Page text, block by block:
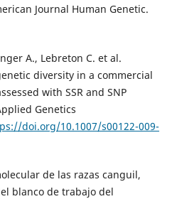
Journal Human Genetic.
A., Lebreton C. et al.
diversity in a commercial
with SSR and SNP
Genetics
doi.org/10.1007/s00122-009-
de las razas canguil,
blanco de trabajo del